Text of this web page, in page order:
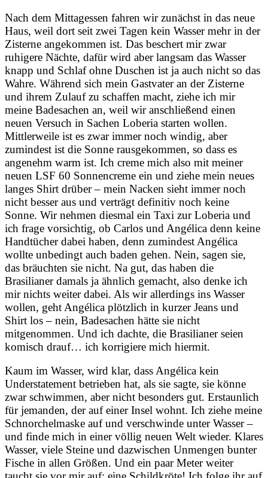
Nach dem Mittagessen fahren wir zunächst in das neue
Haus, weil dort seit zwei Tagen kein Wasser mehr in der
Zisterne angekommen ist. Das beschert mir zwar
ruhigere Nächte, dafür wird aber langsam das Wasser
knapp und Schlaf ohne Duschen ist ja auch nicht so das
Wahre. Während sich mein Gastvater an der Zisterne
und ihrem Zulauf zu schaffen macht, ziehe ich mir
meine Badesachen an, weil wir anschließend einen
neuen Versuch in Sachen Loberia starten wollen.
Mittlerweile ist es zwar immer noch windig, aber
zumindest ist die Sonne rausgekommen, so dass es
angenehm warm ist. Ich creme mich also mit meiner
neuen LSF 60 Sonnencreme ein und ziehe mein neues
langes Shirt drüber – mein Nacken sieht immer noch
nicht besser aus und verträgt definitiv noch keine
Sonne. Wir nehmen diesmal ein Taxi zur Loberia und
ich frage vorsichtig, ob Carlos und Angélica denn keine
Handtücher dabei haben, denn zumindest Angélica
wollte unbedingt auch baden gehen. Nein, sagen sie,
das bräuchten sie nicht. Na gut, das haben die
Brasilianer damals ja ähnlich gemacht, also denke ich
mir nichts weiter dabei. Als wir allerdings ins Wasser
wollen, geht Angélica plötzlich in kurzer Jeans und
Shirt los – nein, Badesachen hätte sie nicht
mitgenommen. Und ich dachte, die Brasilianer seien
komisch drauf… ich korrigiere mich hiermit.
Kaum im Wasser, wird klar, dass Angélica kein
Understatement betrieben hat, als sie sagte, sie könne
zwar schwimmen, aber nicht besonders gut. Erstaunlich
für jemanden, der auf einer Insel wohnt. Ich ziehe meine
Schnorchelmaske auf und verschwinde unter Wasser –
und finde mich in einer völlig neuen Welt wieder. Klares
Wasser, viele Steine und dazwischen Unmengen bunter
Fische in allen Größen. Und ein paar Meter weiter